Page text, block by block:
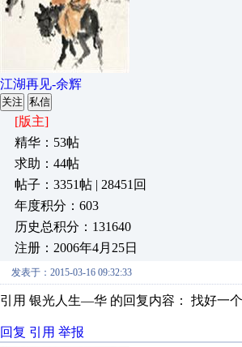
江湖再见-余辉
关注 私信
[版主]
精华：53帖
求助：44帖
帖子：3351帖 | 28451回
年度积分：603
历史总积分：131640
注册：2006年4月25日
发表于：2015-03-16 09:32:33
引用 银光人生—华 的回复内容： 找好一
回复 引用 举报